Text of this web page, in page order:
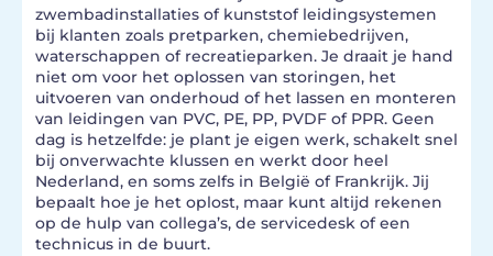
zwembadinstallaties of kunststof leidingsystemen
bij klanten zoals pretparken, chemiebedrijven,
waterschappen of recreatieparken. Je draait je hand
niet om voor het oplossen van storingen, het
uitvoeren van onderhoud of het lassen en monteren
van leidingen van PVC, PE, PP, PVDF of PPR. Geen
dag is hetzelfde: je plant je eigen werk, schakelt snel
bij onverwachte klussen en werkt door heel
Nederland, en soms zelfs in België of Frankrijk. Jij
bepaalt hoe je het oplost, maar kunt altijd rekenen
op de hulp van collega’s, de servicedesk of een
technicus in de buurt.